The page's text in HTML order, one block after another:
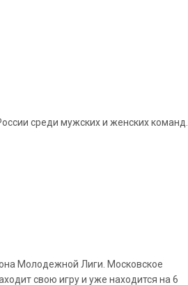
среди мужских и женских команд.
Молодежной Лиги. Московское
свою игру и уже находится на 6